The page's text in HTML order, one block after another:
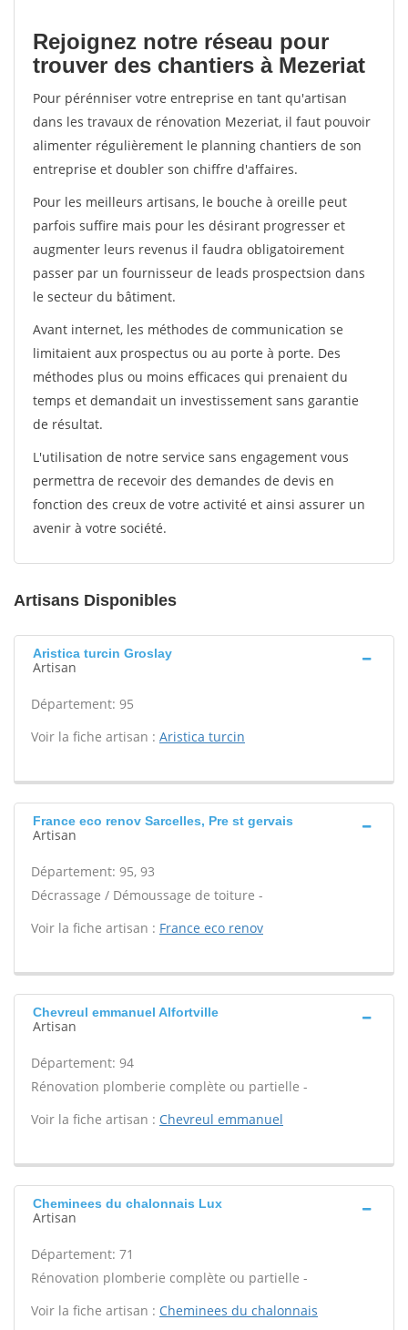
Rejoignez notre réseau pour
trouver des chantiers à Mezeriat
Pour pérénniser votre entreprise en tant qu'artisan
dans les travaux de rénovation Mezeriat, il faut pouvoir
alimenter régulièrement le planning chantiers de son
entreprise et doubler son chiffre d'affaires.
Pour les meilleurs artisans, le bouche à oreille peut
parfois suffire mais pour les désirant progresser et
augmenter leurs revenus il faudra obligatoirement
passer par un fournisseur de leads prospectsion dans
le secteur du bâtiment.
Avant internet, les méthodes de communication se
limitaient aux prospectus ou au porte à porte. Des
méthodes plus ou moins efficaces qui prenaient du
temps et demandait un investissement sans garantie
de résultat.
L'utilisation de notre service sans engagement vous
permettra de recevoir des demandes de devis en
fonction des creux de votre activité et ainsi assurer un
avenir à votre société.
Artisans Disponibles
Aristica turcin Groslay
Artisan
Département: 95
Voir la fiche artisan : Aristica turcin
France eco renov Sarcelles, Pre st gervais
Artisan
Département: 95, 93
Décrassage / Démoussage de toiture -
Voir la fiche artisan : France eco renov
Chevreul emmanuel Alfortville
Artisan
Département: 94
Rénovation plomberie complète ou partielle -
Voir la fiche artisan : Chevreul emmanuel
Cheminees du chalonnais Lux
Artisan
Département: 71
Rénovation plomberie complète ou partielle -
Voir la fiche artisan : Cheminees du chalonnais